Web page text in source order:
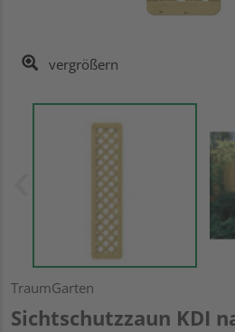
vergrößern
TraumGarten
Sichtschutzzaun KDI